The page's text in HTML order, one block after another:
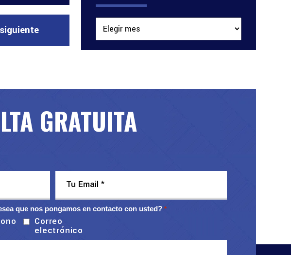
GRATUITA
que nos pongamos en contacto con usted? *
Correo
electrónico